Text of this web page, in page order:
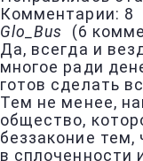
Комментарии: 8
Glo_Bus
(6
Да, всегда и
многое ради
готов сделать
Тем не менее,
общество,
беззаконие тем,
в сплоченности